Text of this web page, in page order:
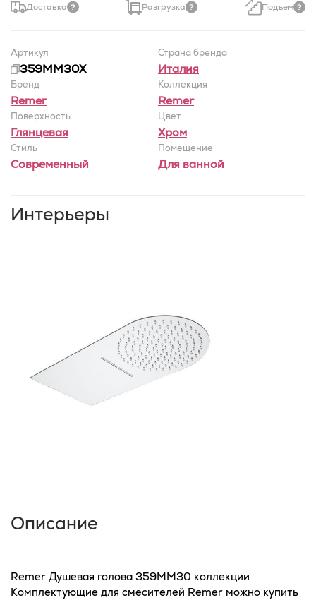
Доставка Разгрузка Подъем
Артикул
359MM30X
Страна бренда
Италия
Бренд
Remer
Коллекция
Remer
Поверхность
Глянцевая
Цвет
Хром
Стиль
Современный
Помещение
Для ванной
Интерьеры
Описание
Remer Душевая голова 359MM30 коллекции
Комплектующие для смесителей Remer можно купить